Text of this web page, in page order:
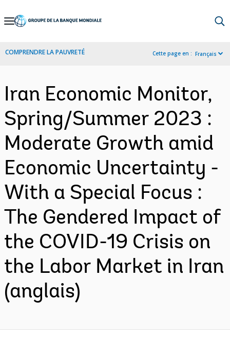
Skip
Navigation
COMPRENDRE LA PAUVRETÉ Cette page en : Français
Iran Economic Monitor,
Spring/Summer 2023 :
Moderate Growth amid
Economic Uncertainty -
With a Special Focus :
The Gendered Impact of
the COVID-19 Crisis on
the Labor Market in Iran
(anglais)